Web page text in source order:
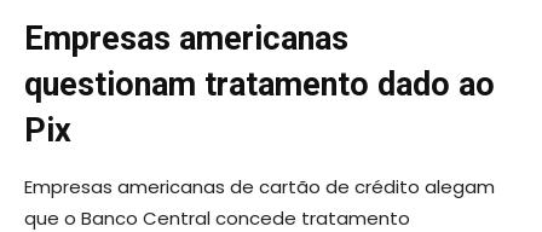
Empresas americanas
questionam tratamento dado ao
Pix
Empresas americanas de cartão de crédito alegam
que o Banco Central concede tratamento